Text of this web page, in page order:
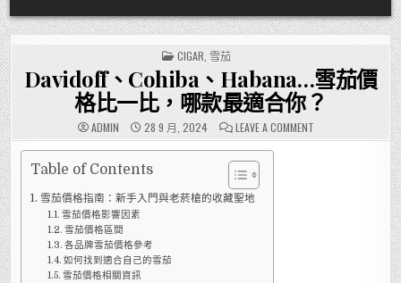
POSTED
IN
CIGAR 雪茄
Davidoff、Cohiba、Habana…雪茄價
格比一比，哪款最適合你？
ADMIN 28 9 月, 2024 LEAVE A COMMENT
DAVIDOFF、
Table of Contents
雪茄價格指南：新手入門與老菸槍的收藏聖地
雪茄價格影響因素
雪茄價格區間
各品牌雪茄價格參考
如何找到適合自己的雪茄
雪茄價格相關資訊